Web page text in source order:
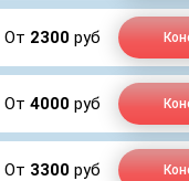
От 2300 руб
От 4000 руб
От 3300 руб